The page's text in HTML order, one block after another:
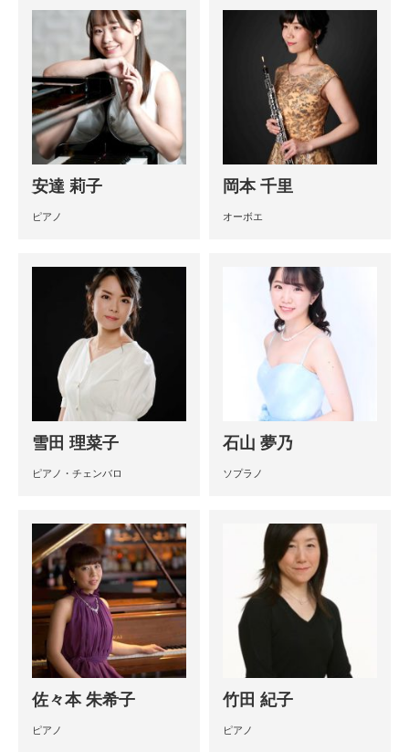
安達 莉子
ピアノ
岡本 千里
オーボエ
雪田 理菜子
ピアノ・チェンバロ
石山 夢乃
ソプラノ
佐々本 朱希子
ピアノ
竹田 紀子
ピアノ